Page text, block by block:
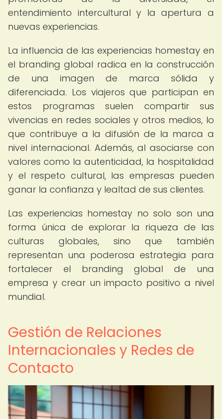
entendimiento intercultural y la apertura a
nuevas experiencias.
La influencia de las experiencias homestay en
el branding global radica en la construcción
de una imagen de marca sólida y
diferenciada. Los viajeros que participan en
estos programas suelen compartir sus
vivencias en redes sociales y otros medios, lo
que contribuye a la difusión de la marca a
nivel internacional. Además, al asociarse con
valores como la autenticidad, la hospitalidad
y el respeto cultural, las empresas pueden
ganar la confianza y lealtad de sus clientes.
Las experiencias homestay no solo son una
forma única de explorar la riqueza de las
culturas globales, sino que también
representan una poderosa estrategia para
fortalecer el branding global de una
empresa y crear un impacto positivo a nivel
mundial.
Gestión de Relaciones
Internacionales y Redes de
Contacto